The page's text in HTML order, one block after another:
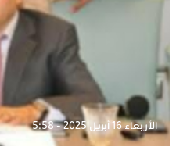
الأربعاء 16 أبريل 2025 - 5:58